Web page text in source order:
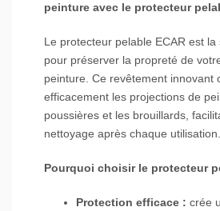
peinture avec le protecteur
Le protecteur pelable ECAR est la
pour préserver la propreté de
peinture. Ce revêtement innovant
efficacement les projections de
poussières et les brouillards,
nettoyage après chaque utilisation.
Pourquoi choisir le protecteur
Protection efficace : crée